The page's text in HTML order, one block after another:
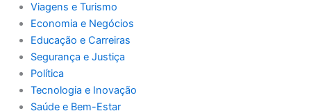
Viagens e Turismo
Economia e Negócios
Educação e Carreiras
Segurança e Justiça
Política
Tecnologia e Inovação
Saúde e Bem-Estar